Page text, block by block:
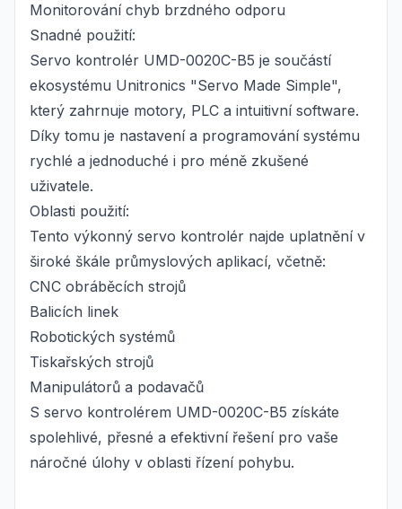
Monitorování chyb brzdného odporu
Snadné použití:
Servo kontrolér UMD-0020C-B5 je součástí
ekosystému Unitronics "Servo Made Simple",
který zahrnuje motory, PLC a intuitivní software.
Díky tomu je nastavení a programování systému
rychlé a jednoduché i pro méně zkušené
uživatele.
Oblasti použití:
Tento výkonný servo kontrolér najde uplatnění v
široké škále průmyslových aplikací, včetně:
CNC obráběcích strojů
Balicích linek
Robotických systémů
Tiskařských strojů
Manipulátorů a podavačů
S servo kontrolérem UMD-0020C-B5 získáte
spolehlivé, přesné a efektivní řešení pro vaše
náročné úlohy v oblasti řízení pohybu.